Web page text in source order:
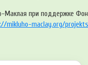
при поддержке
mikluho-maclay.org/